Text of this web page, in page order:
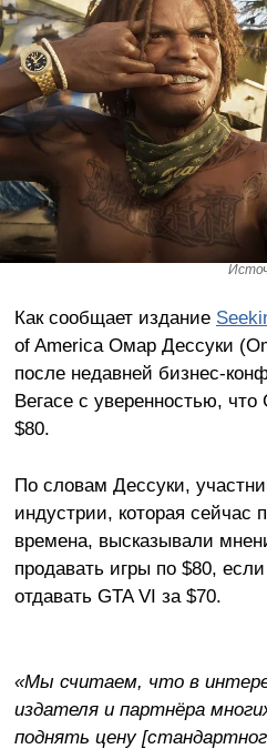
Как сообщает издание
of America Омар Дессуки
после недавней бизнес-
Вегасе с уверенностью, что
$80.
По словам Дессуки,
индустрии, которая сейчас
времена, высказывали
продавать игры по $80,
отдавать GTA VI за $70.
«Мы считаем, что в
издателя и партнёра
поднять цену